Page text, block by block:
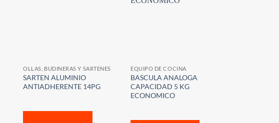
OLLAS, BUDINERAS Y SARTENES
SARTEN ALUMINIO
ANTIADHERENTE 14PG
EQUIPO DE COCINA
BASCULA ANALOGA
CAPACIDAD 5 KG
ECONOMICO